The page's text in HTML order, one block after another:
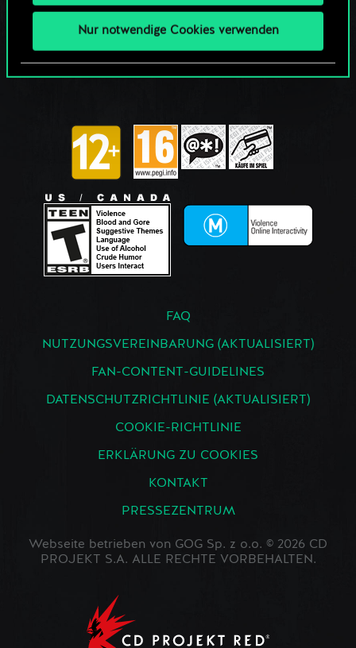
Nur notwendige Cookies verwenden
FAQ
NUTZUNGSVEREINBARUNG (AKTUALISIERT)
FAN-CONTENT-GUIDELINES
DATENSCHUTZRICHTLINIE (AKTUALISIERT)
COOKIE-RICHTLINIE
ERKLÄRUNG ZU COOKIES
KONTAKT
PRESSEZENTRUM
Webseite betrieben von GOG Sp. z o.o. © 2026 CD
PROJEKT S.A. ALLE RECHTE VORBEHALTEN.